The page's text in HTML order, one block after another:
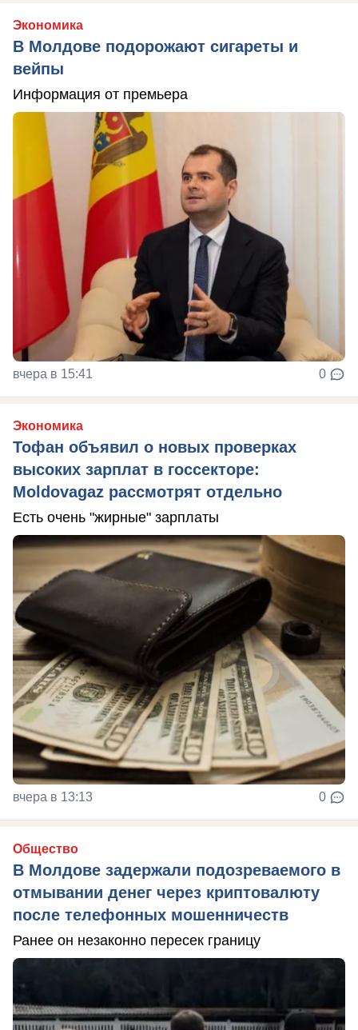
Экономика
В Молдове подорожают сигареты и
вейпы
Информация от премьера
вчера в 15:41 0
Экономика
Тофан объявил о новых проверках
высоких зарплат в госсекторе:
Moldovagaz рассмотрят отдельно
Есть очень "жирные" зарплаты
вчера в 13:13 0
Общество
В Молдове задержали подозреваемого в
отмывании денег через криптовалюту
после телефонных мошенничеств
Ранее он незаконно пересек границу